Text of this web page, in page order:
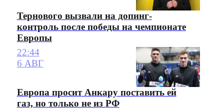
Тернового вызвали на допинг-
контроль после победы на чемпионате
Европы
22:44
6 АВГ
Европа просит Анкару поставить ей
газ, но только не из РФ